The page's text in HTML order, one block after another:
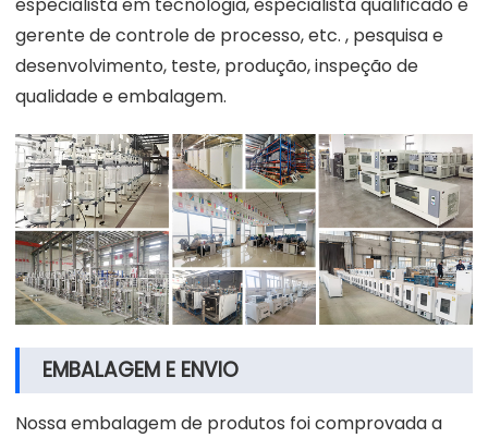
especialista em tecnologia, especialista qualificado e
gerente de controle de processo, etc. , pesquisa e
desenvolvimento, teste, produção, inspeção de
qualidade e embalagem.
EMBALAGEM E ENVIO
Nossa embalagem de produtos foi comprovada a